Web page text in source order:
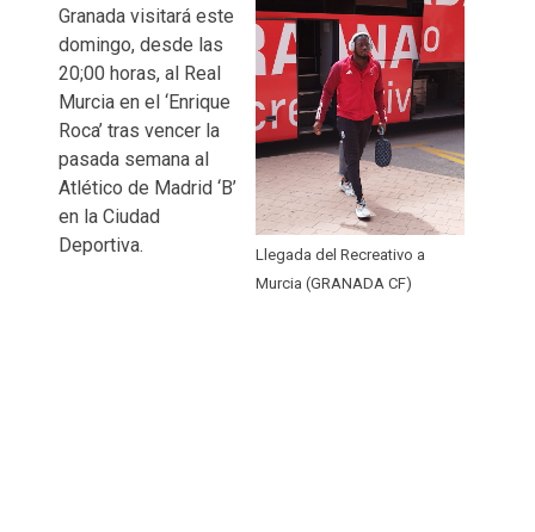
Llegada del Recreativo a
Murcia (GRANADA CF)
Granada visitará este
domingo, desde las
20;00 horas, al Real
Murcia en el ‘Enrique
Roca’ tras vencer la
pasada semana al
Atlético de Madrid ‘B’
en la Ciudad
Deportiva.